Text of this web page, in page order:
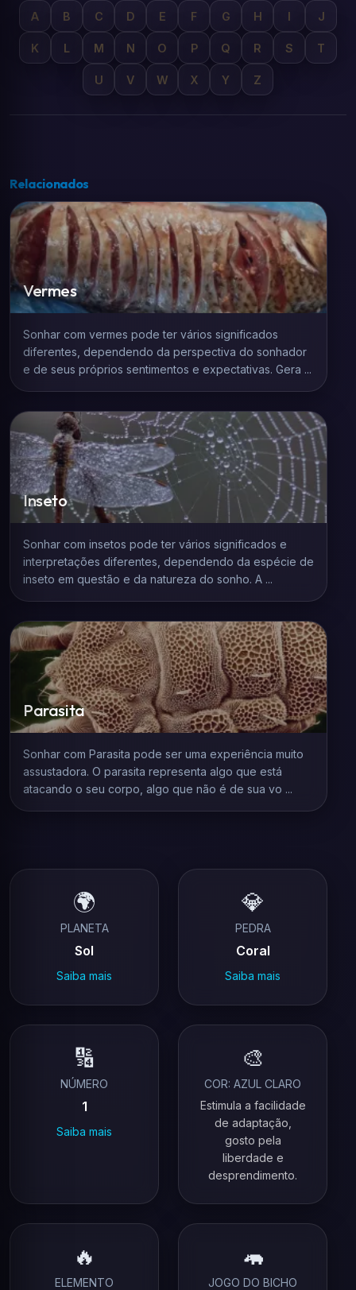
A B C D E F G H I J
K L M N O P Q R S T
U V W X Y Z
Relacionados
Vermes
Sonhar com vermes pode ter vários significados
diferentes, dependendo da perspectiva do sonhador
e de seus próprios sentimentos e expectativas. Gera ...
Inseto
Sonhar com insetos pode ter vários significados e
interpretações diferentes, dependendo da espécie de
inseto em questão e da natureza do sonho. A ...
Parasita
Sonhar com Parasita pode ser uma experiência muito
assustadora. O parasita representa algo que está
atacando o seu corpo, algo que não é de sua vo ...
🌍
PLANETA
Sol
Saiba mais
💎
PEDRA
Coral
Saiba mais
🔢
NÚMERO
1
Saiba mais
🎨
COR: AZUL CLARO
Estimula a facilidade
de adaptação,
gosto pela
liberdade e
desprendimento.
🔥
ELEMENTO
🦛
JOGO DO BICHO